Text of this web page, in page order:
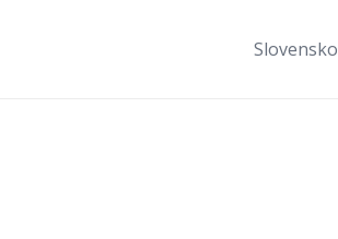
Slovensko